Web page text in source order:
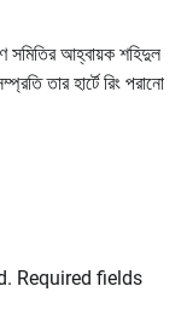
সমিতির আহ্বায়ক শহিদুল
তার হার্টে রিং পরানো
Required fields